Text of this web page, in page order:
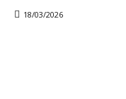
18/03/2026